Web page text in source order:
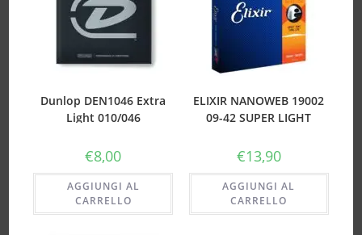
Dunlop DEN1046 Extra
Light 010/046
€8,00
AGGIUNGI AL
CARRELLO
ELIXIR NANOWEB 19002
09-42 SUPER LIGHT
€13,90
AGGIUNGI AL
CARRELLO